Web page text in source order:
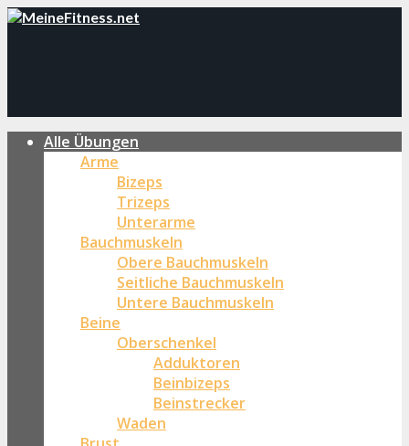
Alle Übungen
Arme
Bizeps
Trizeps
Unterarme
Bauchmuskeln
Obere Bauchmuskeln
Seitliche Bauchmuskeln
Untere Bauchmuskeln
Beine
Oberschenkel
Adduktoren
Beinbizeps
Beinstrecker
Waden